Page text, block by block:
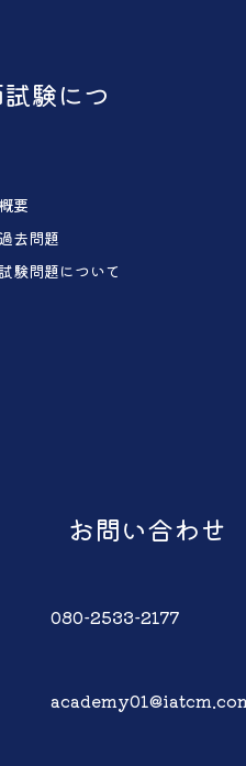
験につ
要
去問題
験問題について
お問い合わせ
080-2533-2177